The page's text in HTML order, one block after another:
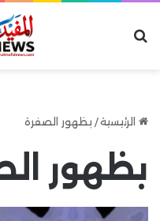
الرئيسية/ بظهور الصفرة
بظهور